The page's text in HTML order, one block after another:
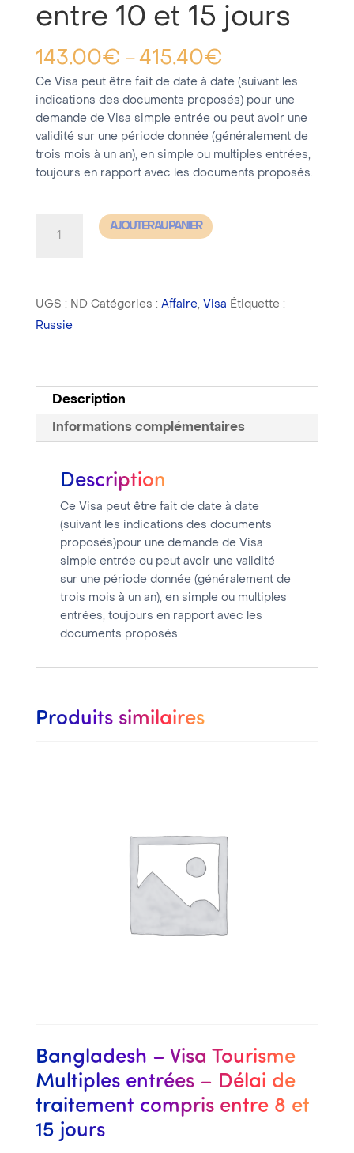
entre 10 et 15 jours
143.00€ – 415.40€
Ce Visa peut être fait de date à date (suivant les
indications des documents proposés) pour une
demande de Visa simple entrée ou peut avoir une
validité sur une période donnée (généralement de
trois mois à un an), en simple ou multiples entrées,
toujours en rapport avec les documents proposés.
-
Visa
Affaires
traitement
jours
AJOUTER AU PANIER
UGS : ND Catégories : Affaire, Visa Étiquette :
Russie
Description
Informations complémentaires
Description
Ce Visa peut être fait de date à date
(suivant les indications des documents
proposés)pour une demande de Visa
simple entrée ou peut avoir une validité
sur une période donnée (généralement de
trois mois à un an), en simple ou multiples
entrées, toujours en rapport avec les
documents proposés.
Produits similaires
Bangladesh – Visa Tourisme
Multiples entrées – Délai de
traitement compris entre 8 et
15 jours